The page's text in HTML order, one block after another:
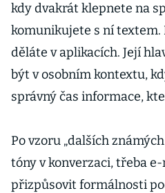
kdy dvakrát klepnete na
komunikujete s ní textem.
děláte v aplikacích. Její
být v osobním kontextu,
správný čas informace,
Po vzoru „dalších
tóny v konverzaci, třeba
přizpůsovit formálnosti